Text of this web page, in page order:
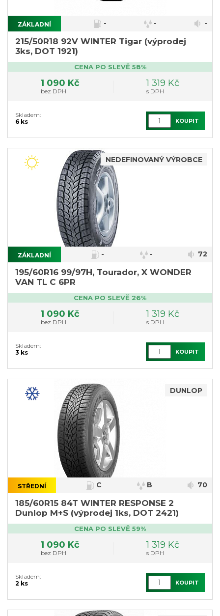
ZÁKLADNÍ - - -
215/50R18 92V WINTER Tigar (výprodej
3ks, DOT 1921)
CENA PO SLEVĚ 58%
1 090 Kč
bez DPH
1 319 Kč
s DPH
Skladem:
6 ks
KOUPIT
NEDEFINOVANÝ VÝROBCE
ZÁKLADNÍ - - 72
195/60R16 99/97H, Tourador, X WONDER
VAN TL C 6PR
CENA PO SLEVĚ 26%
1 090 Kč
bez DPH
1 319 Kč
s DPH
Skladem:
3 ks
KOUPIT
DUNLOP
STŘEDNÍ C B 70
185/60R15 84T WINTER RESPONSE 2
Dunlop M+S (výprodej 1ks, DOT 2421)
CENA PO SLEVĚ 59%
1 090 Kč
bez DPH
1 319 Kč
s DPH
Skladem:
2 ks
KOUPIT